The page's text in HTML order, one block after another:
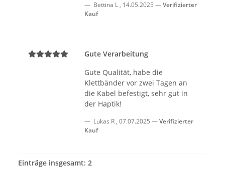
Bettina L , 14.05.2025
Verifizierter
Kauf
Gute Verarbeitung
Gute Qualität, habe die
Klettbänder vor zwei Tagen an
die Kabel befestigt, sehr gut in
der Haptik!
Lukas R , 07.07.2025
Verifizierter
Kauf
Einträge insgesamt: 2